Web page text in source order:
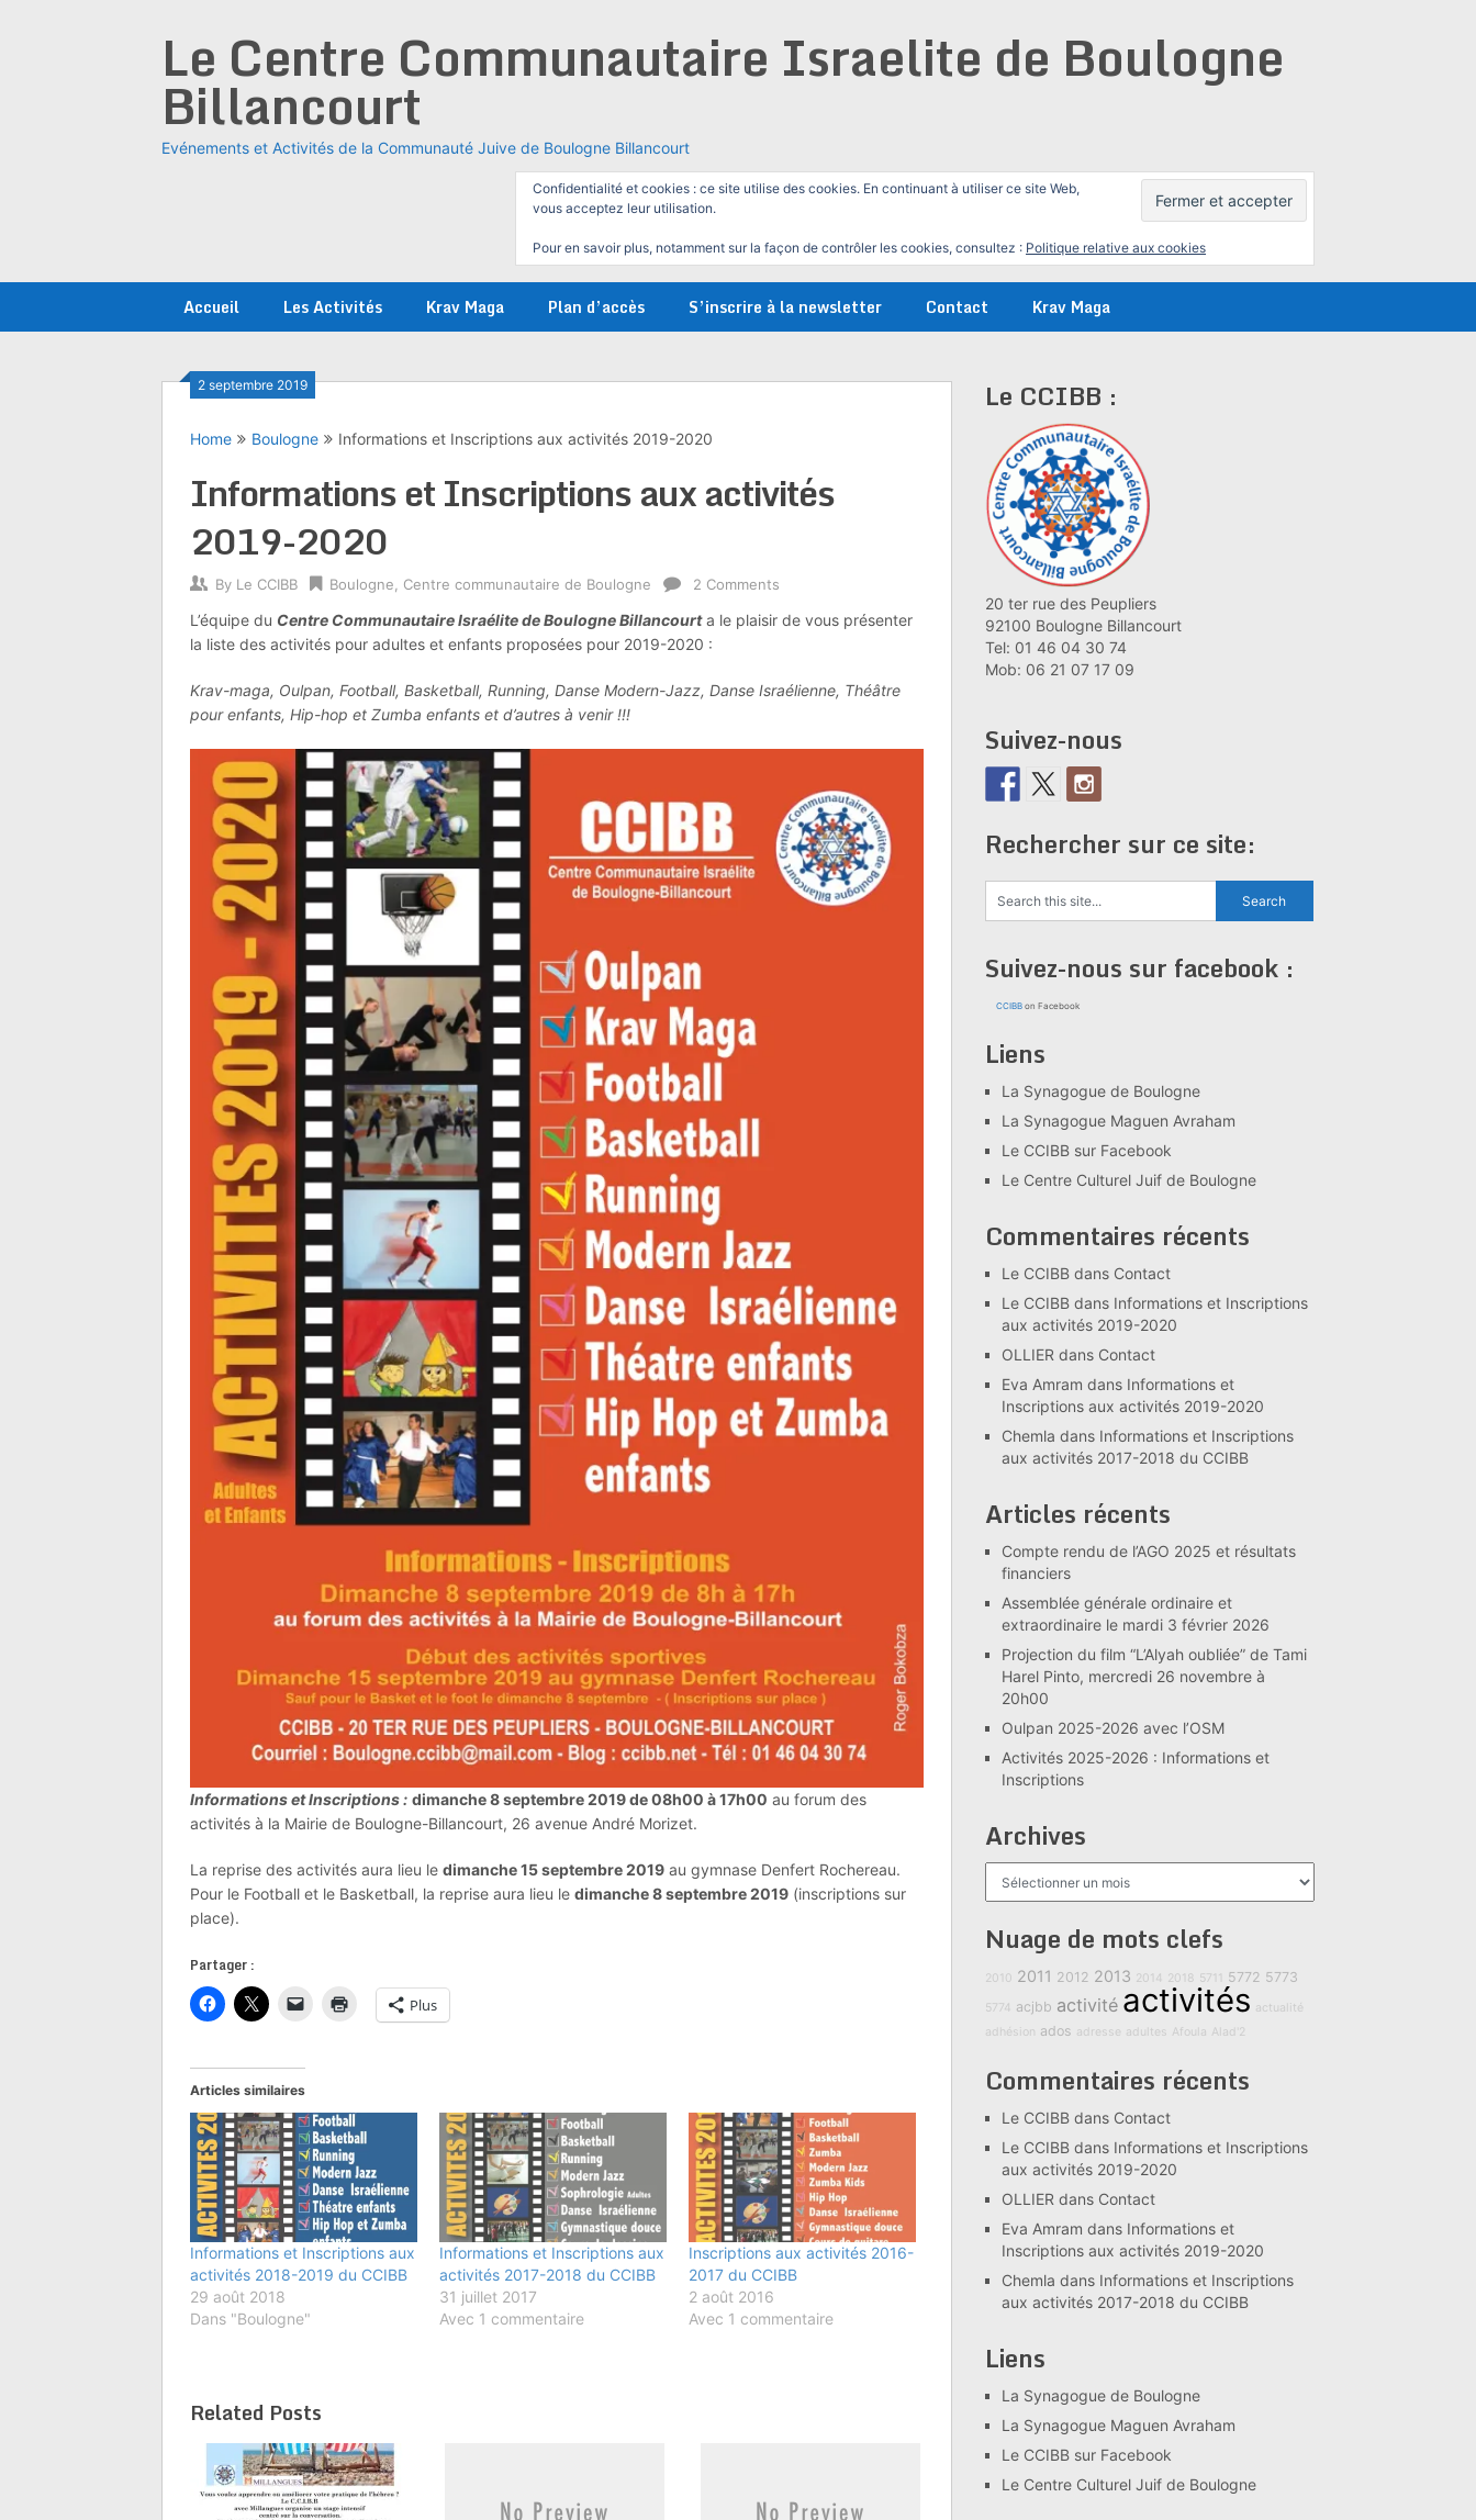
Le Centre Communautaire Israelite de Boulogne
Billancourt
Evénements et Activités de la Communauté Juive de Boulogne Billancourt
Confidentialité et cookies : ce site utilise des cookies. En continuant à utiliser ce site Web,
vous acceptez leur utilisation.
Pour en savoir plus, notamment sur la façon de contrôler les cookies, consultez : Politique relative aux cookies
Accueil Les Activités Krav Maga Plan d’accès S’inscrire à la newsletter Contact Krav Maga
2 septembre 2019
Home Boulogne Informations et Inscriptions aux activités 2019-2020
Informations et Inscriptions aux activités
2019-2020
By Le CCIBB Boulogne Centre communautaire de Boulogne 2 Comments
L’équipe du Centre Communautaire Israélite de Boulogne Billancourta le plaisir de vous présenter
la liste des activités pour adultes et enfants proposées pour 2019-2020 :
Krav-maga, Oulpan, Football, Basketball, Running, Danse Modern-Jazz, Danse Israélienne, Théâtre
pour enfants, Hip-hop et Zumba enfants et d’autres à venir !!!
Informations et Inscriptions : dimanche 8 septembre 2019 de 08h00 à 17h00 au forum des
activités à la Mairie de Boulogne-Billancourt, 26 avenue André Morizet.
La reprise des activités aura lieu le dimanche 15 septembre 2019 au gymnase Denfert Rochereau.
Pour le Football et le Basketball, la reprise aura lieu le dimanche 8 septembre 2019 (inscriptions sur
place).
Partager :
Plus
Articles similaires
Informations et Inscriptions aux
activités 2018-2019 du CCIBB
29 août 2018
Dans "Boulogne"
Informations et Inscriptions aux
activités 2017-2018 du CCIBB
31 juillet 2017
Avec 1 commentaire
Inscriptions aux activités 2016-
2017 du CCIBB
2 août 2016
Avec 1 commentaire
Related Posts
Le CCIBB :
20 ter rue des Peupliers
92100 Boulogne Billancourt
Tel: 01 46 04 30 74
Mob: 06 21 07 17 09
Suivez-nous
Rechercher sur ce site:
Suivez-nous sur facebook :
CCIBB on Facebook
Liens
La Synagogue de Boulogne
La Synagogue Maguen Avraham
Le CCIBB sur Facebook
Le Centre Culturel Juif de Boulogne
Commentaires récents
Le CCIBB dans Contact
Le CCIBB dans Informations et Inscriptions
aux activités 2019-2020
OLLIER dans Contact
Eva Amram dans Informations et
Inscriptions aux activités 2019-2020
Chemla dans Informations et Inscriptions
aux activités 2017-2018 du CCIBB
Articles récents
Compte rendu de l’AGO 2025 et résultats
financiers
Assemblée générale ordinaire et
extraordinaire le mardi 3 février 2026
Projection du film “L’Alyah oubliée” de Tami
Harel Pinto, mercredi 26 novembre à
20h00
Oulpan 2025-2026 avec l’OSM
Activités 2025-2026 : Informations et
Inscriptions
Archives
Nuage de mots clefs
2010 2011 2012 2013 2014 2018 5711 5772 5773
5774 acjbb activité activités actualité
adhésion ados adresse adultes Afoula Alad'2
Commentaires récents
Le CCIBB dans Contact
Le CCIBB dans Informations et Inscriptions
aux activités 2019-2020
OLLIER dans Contact
Eva Amram dans Informations et
Inscriptions aux activités 2019-2020
Chemla dans Informations et Inscriptions
aux activités 2017-2018 du CCIBB
Liens
La Synagogue de Boulogne
La Synagogue Maguen Avraham
Le CCIBB sur Facebook
Le Centre Culturel Juif de Boulogne